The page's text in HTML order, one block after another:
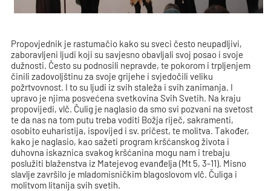
Propovjednik je rastumačio kako su sveci često neupadljivi,
zaboravljeni ljudi koji su savjesno obavljali svoj posao i svoje
dužnosti. Često su podnosili nepravde, te pokorom i trpljenjem
činili zadovoljštinu za svoje grijehe i svjedočili veliku
požrtvovnost. I to su ljudi iz svih staleža i svih zanimanja. I
upravo je njima posvećena svetkovina Svih Svetih. Na kraju
propovijedi, vlč. Čulig je naglasio da smo svi pozvani na svetost
te da nas na tom putu treba voditi Božja riječ, sakramenti,
osobito euharistija, ispovijed i sv. pričest, te molitva. Također,
kako je naglasio, kao sažeti program kršćanskog života i
duhovna iskaznica svakog kršćanina mogu nam i trebaju
poslužiti blaženstva iz Matejevog evanđelja (Mt 5, 3-11). Misno
slavlje završilo je mladomisničkim blagoslovom vlč. Čuliga i
molitvom litanija svih svetih.